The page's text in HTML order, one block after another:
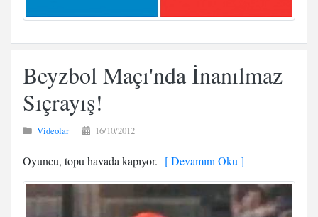
Beyzbol Maçı'nda İnanılmaz
Sıçrayış!
Videolar 16/10/2012
Oyuncu, topu havada kapıyor. [ Devamını Oku ]